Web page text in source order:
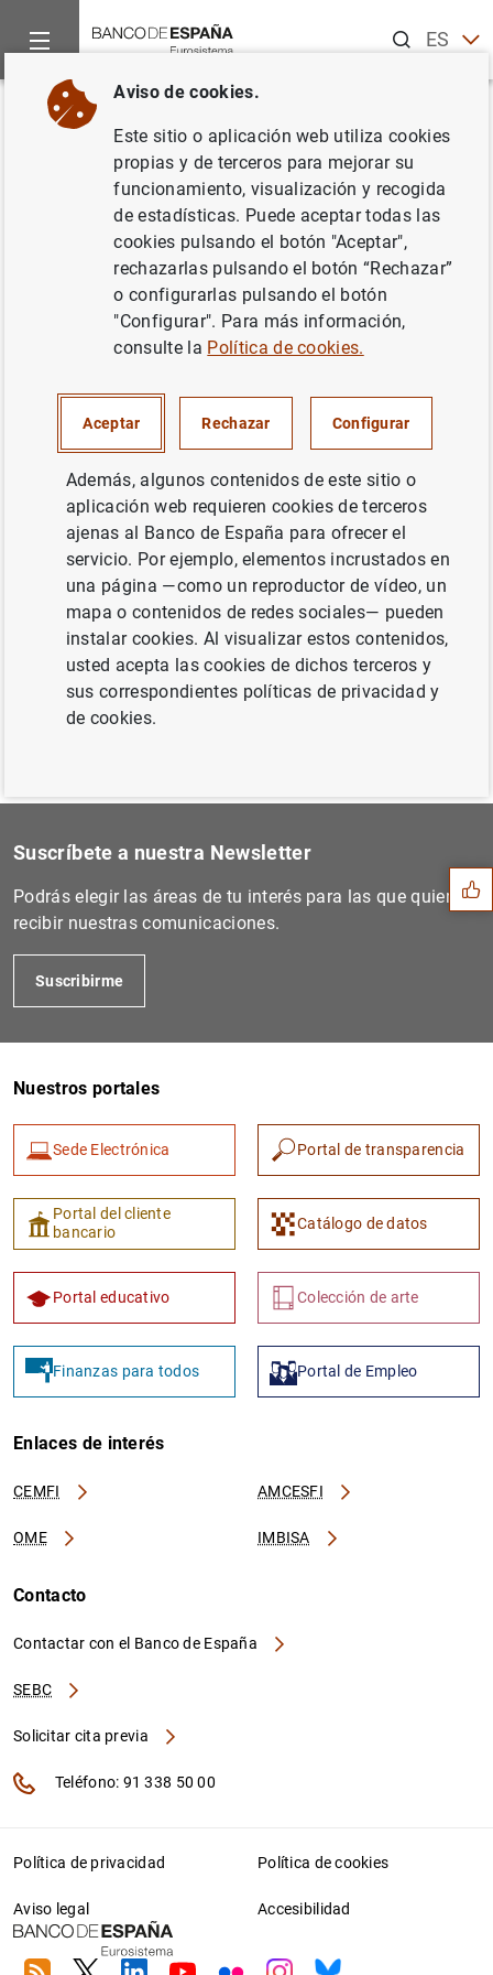
ESEN
Inicio Noticias y eventos
Volver
Informe Anual 2014 de la Junta
Europea de Riesgo Sistémico
Informe Anual 2014 de la Junta Europea de
Riesgo Sistémico (JERS) (848KB)
Anterior
Informe Anual 2015 de la Ju...
Siguiente
Informe Anual 2013 de la Ju...
Sugerencias
1 2
Suscríbete a nuestra Newsletter
Podrás elegir las áreas de tu interés para las que quieres
recibir nuestras comunicaciones.
Suscribirme
Nuestros portales
Sede Electrónica Portal de transparencia
Portal del cliente
bancario
Catálogo de datos
Portal educativo Colección de arte
Finanzas para todos Portal de Empleo
Enlaces de interés
CEMFI AMCESFI
OME IMBISA
Contacto
Contactar con el Banco de España
SEBC
Solicitar cita previa
Teléfono: 91 338 50 00
Política de privacidad Política de cookies
Aviso legal Accesibilidad
Aviso de cookies.
Este sitio o aplicación web utiliza cookies
propias y de terceros para mejorar su
funcionamiento, visualización y recogida
de estadísticas. Puede aceptar todas las
cookies pulsando el botón "Aceptar",
rechazarlas pulsando el botón “Rechazar”
o configurarlas pulsando el botón
"Configurar". Para más información,
consulte la Política de cookies.
Aceptar Rechazar Configurar
Además, algunos contenidos de este sitio o
aplicación web requieren cookies de terceros
ajenas al Banco de España para ofrecer el
servicio. Por ejemplo, elementos incrustados en
una página —como un reproductor de vídeo, un
mapa o contenidos de redes sociales— pueden
instalar cookies. Al visualizar estos contenidos,
usted acepta las cookies de dichos terceros y
sus correspondientes políticas de privacidad y
de cookies.